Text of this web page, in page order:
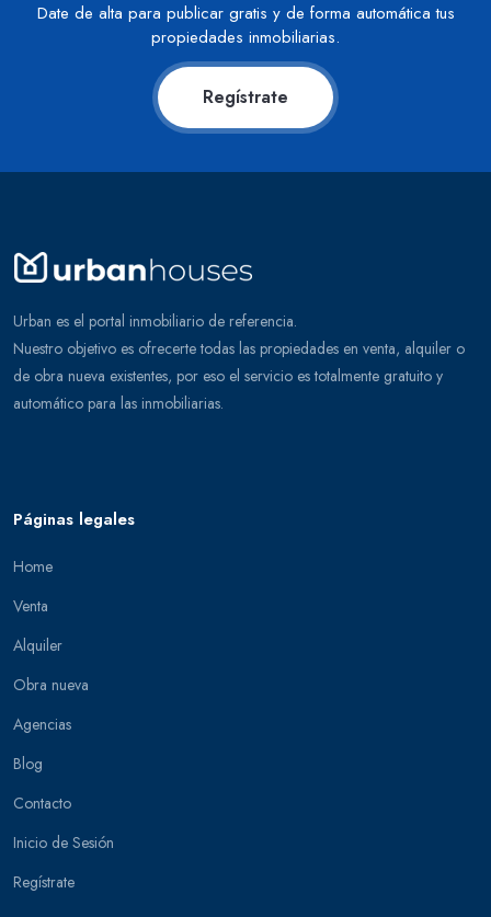
Date de alta para publicar gratis y de forma automática tus
propiedades inmobiliarias.
Regístrate
Urban es el portal inmobiliario de referencia.
Nuestro objetivo es ofrecerte todas las propiedades en venta, alquiler o
de obra nueva existentes, por eso el servicio es totalmente gratuito y
automático para las inmobiliarias.
Páginas legales
Home
Venta
Alquiler
Obra nueva
Agencias
Blog
Contacto
Inicio de Sesión
Regístrate